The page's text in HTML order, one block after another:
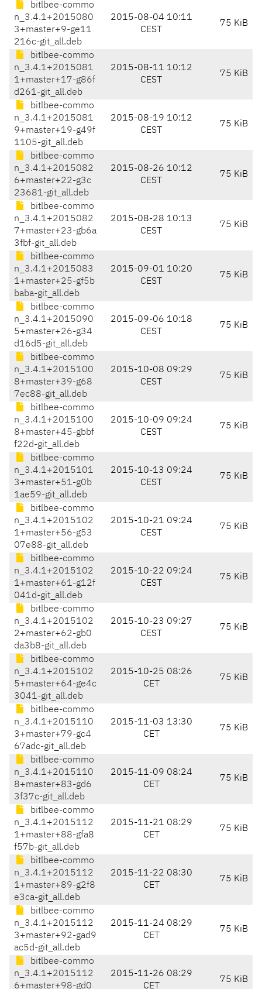
bitlbee-commo
n_3.4.1+2015080
3+master+9-ge11
216c-git_all.deb
2015-08-04 10:11
CEST
75 KiB
bitlbee-commo
n_3.4.1+2015081
1+master+17-g86f
d261-git_all.deb
2015-08-11 10:12
CEST
75 KiB
bitlbee-commo
n_3.4.1+2015081
9+master+19-g49f
1105-git_all.deb
2015-08-19 10:12
CEST
75 KiB
bitlbee-commo
n_3.4.1+2015082
6+master+22-g3c
23681-git_all.deb
2015-08-26 10:12
CEST
75 KiB
bitlbee-commo
n_3.4.1+2015082
7+master+23-gb6a
3fbf-git_all.deb
2015-08-28 10:13
CEST
75 KiB
bitlbee-commo
n_3.4.1+2015083
1+master+25-gf5b
baba-git_all.deb
2015-09-01 10:20
CEST
75 KiB
bitlbee-commo
n_3.4.1+2015090
5+master+26-g34
d16d5-git_all.deb
2015-09-06 10:18
CEST
75 KiB
bitlbee-commo
n_3.4.1+2015100
8+master+39-g68
7ec88-git_all.deb
2015-10-08 09:29
CEST
75 KiB
bitlbee-commo
n_3.4.1+2015100
8+master+45-gbbf
f22d-git_all.deb
2015-10-09 09:24
CEST
75 KiB
bitlbee-commo
n_3.4.1+2015101
3+master+51-g0b
1ae59-git_all.deb
2015-10-13 09:24
CEST
75 KiB
bitlbee-commo
n_3.4.1+2015102
1+master+56-g53
07e88-git_all.deb
2015-10-21 09:24
CEST
75 KiB
bitlbee-commo
n_3.4.1+2015102
1+master+61-g12f
041d-git_all.deb
2015-10-22 09:24
CEST
75 KiB
bitlbee-commo
n_3.4.1+2015102
2+master+62-gb0
da3b8-git_all.deb
2015-10-23 09:27
CEST
75 KiB
bitlbee-commo
n_3.4.1+2015102
5+master+64-ge4c
3041-git_all.deb
2015-10-25 08:26
CET
75 KiB
bitlbee-commo
n_3.4.1+2015110
3+master+79-gc4
67adc-git_all.deb
2015-11-03 13:30
CET
75 KiB
bitlbee-commo
n_3.4.1+2015110
8+master+83-gd6
3f37c-git_all.deb
2015-11-09 08:24
CET
75 KiB
bitlbee-commo
n_3.4.1+2015112
1+master+88-gfa8
f57b-git_all.deb
2015-11-21 08:29
CET
75 KiB
bitlbee-commo
n_3.4.1+2015112
1+master+89-g2f8
e3ca-git_all.deb
2015-11-22 08:30
CET
75 KiB
bitlbee-commo
n_3.4.1+2015112
3+master+92-gad9
ac5d-git_all.deb
2015-11-24 08:29
CET
75 KiB
bitlbee-commo
n_3.4.1+2015112
6+master+98-gd0
2015-11-26 08:29
CET
75 KiB